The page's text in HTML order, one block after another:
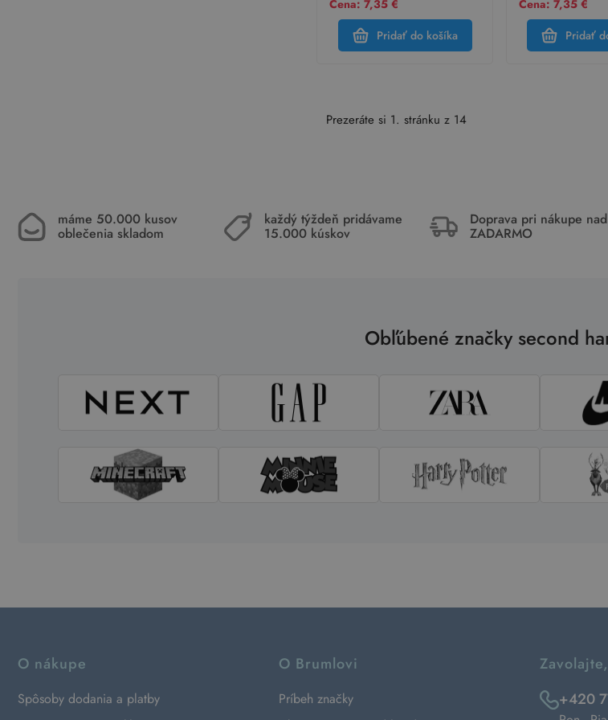
Cena: 7,35 €
Pridať do košíka
Cena: 7,35 €
Pridať
Prezeráte si 1. stránku z 14
máme 50.000 kusov
oblečenia skladom
každý týždeň pridávame
15.000 kúskov
Doprava pri nákupe
ZADARMO
Obľúbené značky second
O nákupe
Spôsoby dodania a platby
O Brumlovi
Príbeh značky
+420